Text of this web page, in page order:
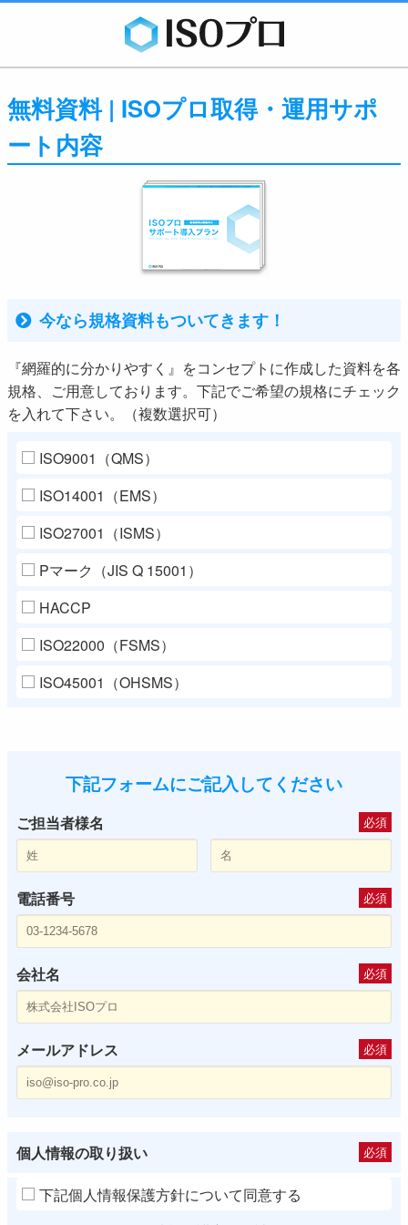
無料資料 | ISOプロ取得・運用サポ
ート内容
今なら規格資料もついてきます！
『網羅的に分かりやすく』をコンセプトに作成した資料を各
規格、ご用意しております。下記でご希望の規格にチェック
を入れて下さい。（複数選択可）
ISO9001（QMS）
ISO14001（EMS）
ISO27001（ISMS）
Pマーク（JIS Q 15001）
HACCP
ISO22000（FSMS）
ISO45001（OHSMS）
下記フォームにご記入してください
ご担当者様名 必須
電話番号 必須
会社名 必須
メールアドレス 必須
個人情報の取り扱い 必須
下記個人情報保護方針について同意する